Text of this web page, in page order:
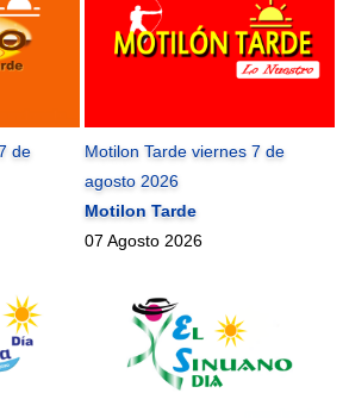
de
Motilon Tarde viernes 7 de
agosto 2026
Motilon Tarde
07 Agosto 2026